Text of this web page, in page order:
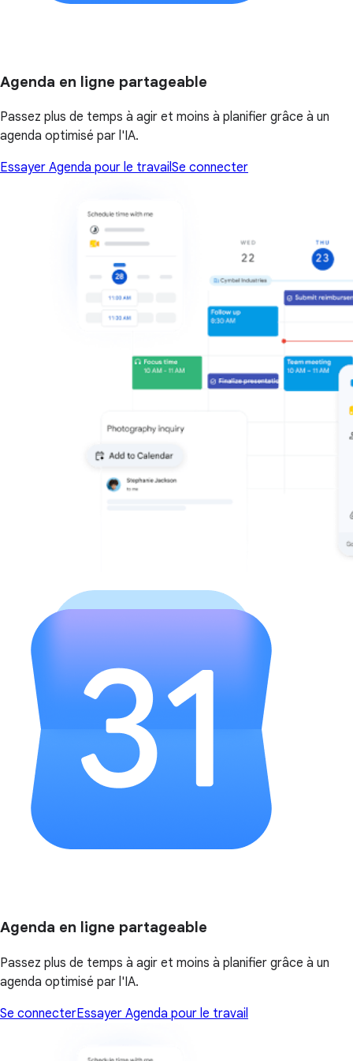
Agenda en ligne partageable
Passez plus de temps à agir et moins à planifier grâce à un
agenda optimisé par l'IA.
Essayer Agenda pour le travailSe connecter
Agenda en ligne partageable
Passez plus de temps à agir et moins à planifier grâce à un
agenda optimisé par l'IA.
Se connecterEssayer Agenda pour le travail